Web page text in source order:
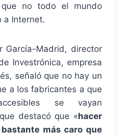
no todo el mundo
a Internet.
García-Madrid, director
Investrónica, empresa
señaló que no hay un
a los fabricantes a que
se vayan
destacó que «hacer
más caro que